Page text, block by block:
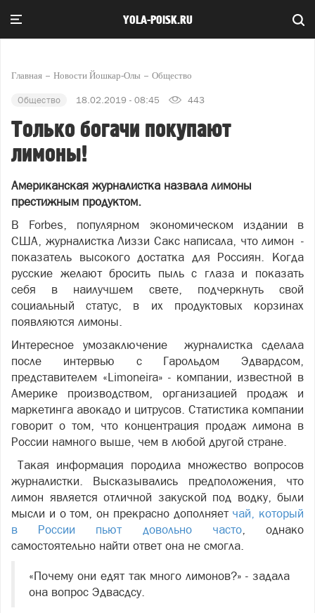
YOLA-POISK.RU
Главная Новости Йошкар-Олы Общество
Общество 18.02.2019 - 08:45 443
Только богачи покупают
лимоны!
Американская журналистка назвала лимоны
престижным продуктом.
В Forbes, популярном экономическом издании в
США, журналистка Лиззи Сакс написала, что лимон -
показатель высокого достатка для Россиян. Когда
русские желают бросить пыль с глаза и показать
себя в наилучшем свете, подчеркнуть свой
социальный статус, в их продуктовых корзинах
появляются лимоны.
Интересное умозаключение журналистка сделала
после интервью с Гарольдом Эдвардсом,
представителем «Limoneira» - компании, известной в
Америке производством, организацией продаж и
маркетинга авокадо и цитрусов. Статистика компании
говорит о том, что концентрация продаж лимона в
России намного выше, чем в любой другой стране.
Такая информация породила множество вопросов
журналистки. Высказывались предположения, что
лимон является отличной закуской под водку, были
мысли и о том, он прекрасно дополняет чай, который
в России пьют довольно часто, однако
самостоятельно найти ответ она не смогла.
«Почему они едят так много лимонов?» - задала
она вопрос Эдвасдсу.